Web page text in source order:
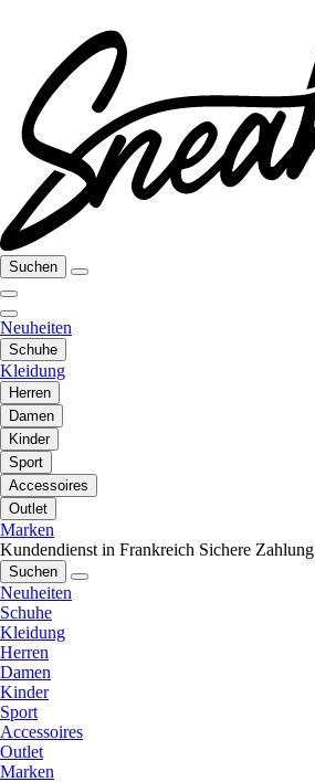
Suchen
Neuheiten
Schuhe
Kleidung
Herren
Damen
Kinder
Sport
Accessoires
Outlet
Marken
Kundendienst in Frankreich Sichere Zahlung
Suchen
Neuheiten
Schuhe
Kleidung
Herren
Damen
Kinder
Sport
Accessoires
Outlet
Marken